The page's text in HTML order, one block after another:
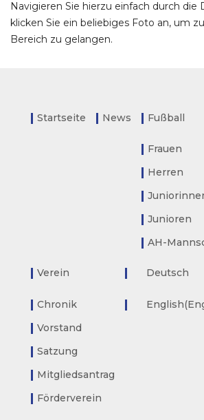
Navigieren Sie hierzu einfach durch die
klicken Sie ein beliebiges Foto an, um
Bereich zu gelangen.
Startseite News Fußball
Frauen
Herren
Junioren
AH-
Verein
Chronik
Vorstand
Satzung
Mitgliedsantrag
Förderverein
Deutsch
English(